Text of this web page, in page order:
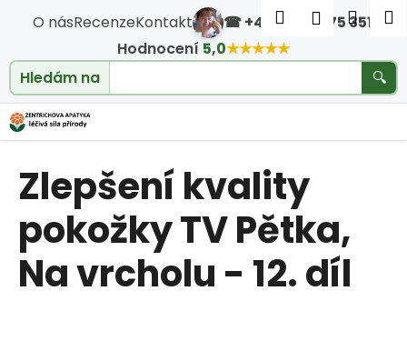
O násRecenzeKontakt ☎ +420 604 475 351
Hodnocení 5,0★★★★★
Hledám na
🔍
Hledat
Zlepšení kvality
pokožky TV Pětka,
Na vrcholu - 12. díl
Košík
C
o
p
o
t
ř